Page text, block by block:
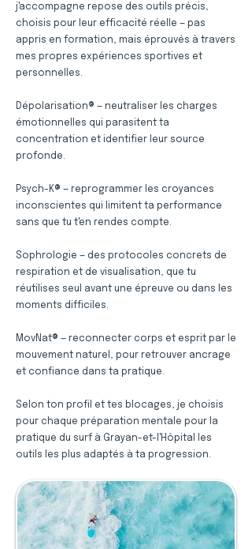
j'accompagne repose des outils précis,
choisis pour leur efficacité réelle — pas
appris en formation, mais éprouvés à travers
mes propres expériences sportives et
personnelles.
Dépolarisation® — neutraliser les charges
émotionnelles qui parasitent ta
concentration et identifier leur source
profonde.
Psych-K® — reprogrammer les croyances
inconscientes qui limitent ta performance
sans que tu t'en rendes compte.
Sophrologie — des protocoles concrets de
respiration et de visualisation, que tu
réutilises seul avant une épreuve ou dans les
moments difficiles.
MovNat® — reconnecter corps et esprit par le
mouvement naturel, pour retrouver ancrage
et confiance dans ta pratique.
Selon ton profil et tes blocages, je choisis
pour chaque préparation mentale pour la
pratique du surf à Grayan-et-l'Hôpital les
outils les plus adaptés à ta progression.